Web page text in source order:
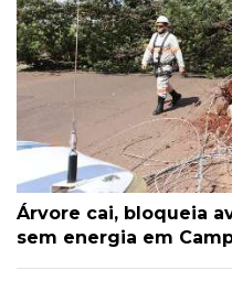
Árvore cai, bloqueia
sem energia em